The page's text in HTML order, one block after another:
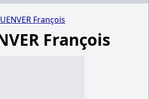
François
François